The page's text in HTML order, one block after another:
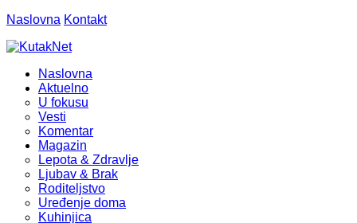
Naslovna Kontakt
Naslovna
Aktuelno
U fokusu
Vesti
Komentar
Magazin
Lepota & Zdravlje
Ljubav & Brak
Roditeljstvo
Uređenje doma
Kuhinjica